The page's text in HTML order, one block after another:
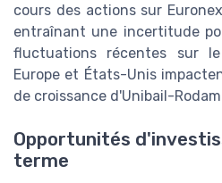
cours des actions sur
entraînant une incertitude
fluctuations récentes sur
Europe et États-Unis
de croissance d'Unibail-
Opportunités
terme